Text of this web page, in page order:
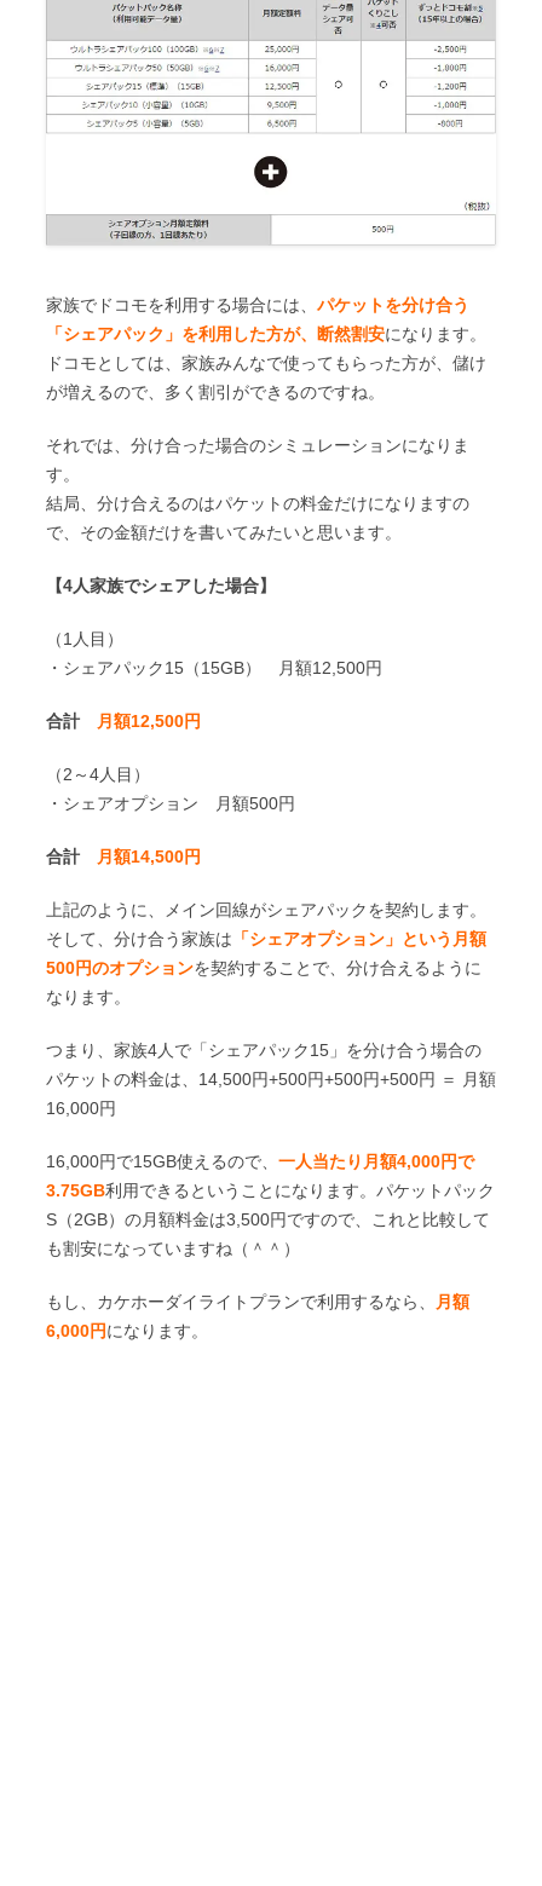
家族でドコモを利用する場合には、 パケットを分け合う
「シェアパック」を利用した方が、断然割安になります。
ドコモとしては、家族みんなで使ってもらった方が、儲け
が増えるので、多く割引ができるのですね。
それでは、分け合った場合のシミュレーションになりま
す。
結局、分け合えるのはパケットの料金だけになりますの
で、その金額だけを書いてみたいと思います。
【4人家族でシェアした場合】
（1人目）
・シェアパック15（15GB） 月額12,500円
合計 月額12,500円
（2～4人目）
・シェアオプション 月額500円
合計 月額14,500円
上記のように、メイン回線がシェアパックを契約します。
そして、分け合う家族は 「シェアオプション」という月額
500円のオプションを契約することで、分け合えるように
なります。
つまり、家族4人で「シェアパック15」を分け合う場合の
パケットの料金は、14,500円+500円+500円+500円 ＝ 月額
16,000円
16,000円で15GB使えるので、 一人当たり月額4,000円で
3.75GB利用できるということになります。パケットパック
S（2GB）の月額料金は3,500円ですので、これと比較して
も割安になっていますね（＾＾）
もし、カケホーダイライトプランで利用するなら、
月額
6,000円になります。